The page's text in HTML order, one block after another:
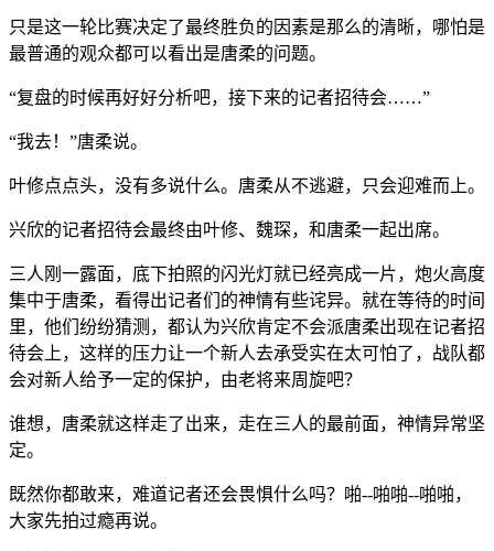
只是这一轮比赛决定了最终胜负的因素是那么的清晰，哪怕是
最普通的观众都可以看出是唐柔的问题。
“复盘的时候再好好分析吧，接下来的记者招待会……”
“我去！”唐柔说。
叶修点点头，没有多说什么。唐柔从不逃避，只会迎难而上。
兴欣的记者招待会最终由叶修、魏琛，和唐柔一起出席。
三人刚一露面，底下拍照的闪光灯就已经亮成一片，炮火高度
集中于唐柔，看得出记者们的神情有些诧异。就在等待的时间
里，他们纷纷猜测，都认为兴欣肯定不会派唐柔出现在记者招
待会上，这样的压力让一个新人去承受实在太可怕了，战队都
会对新人给予一定的保护，由老将来周旋吧？
谁想，唐柔就这样走了出来，走在三人的最前面，神情异常坚
定。
既然你都敢来，难道记者还会畏惧什么吗？啪--啪啪--啪啪，
大家先拍过瘾再说。